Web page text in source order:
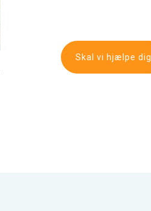
Skal vi hjælpe dig